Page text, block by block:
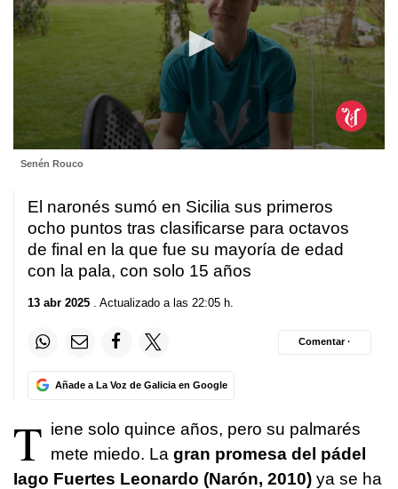
seconds
minutes,
23
seconds
Senén Rouco
El naronés sumó en Sicilia sus primeros
ocho puntos tras clasificarse para octavos
de final en la que fue su mayoría de edad
con la pala, con solo 15 años
13 abr 2025 . Actualizado a las 22:05 h.
Añade a La Voz de Galicia en Google
Comentar ·
T iene solo quince años, pero su palmarés
mete miedo. La gran promesa del pádel
Iago Fuertes Leonardo (Narón, 2010) ya se ha